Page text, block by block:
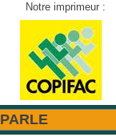
Notre imprimeur :